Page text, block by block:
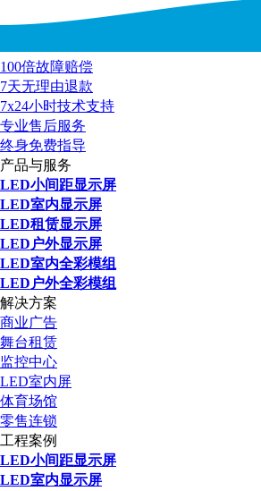
100倍故障赔偿
7天无理由退款
7x24小时技术支持
专业售后服务
终身免费指导
产品与服务
LED小间距显示屏
LED室内显示屏
LED租赁显示屏
LED户外显示屏
LED室内全彩模组
LED户外全彩模组
解决方案
商业广告
舞台租赁
监控中心
LED室内屏
体育场馆
零售连锁
工程案例
LED小间距显示屏
LED室内显示屏